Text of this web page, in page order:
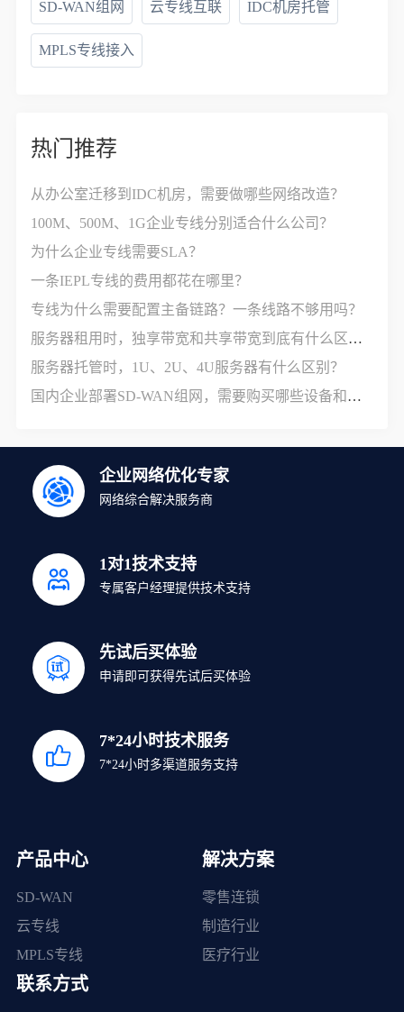
SD-WAN组网 云专线互联 IDC机房托管
MPLS专线接入
热门推荐
从办公室迁移到IDC机房，需要做哪些网络改造？
100M、500M、1G企业专线分别适合什么公司？
为什么企业专线需要SLA？
一条IEPL专线的费用都花在哪里？
专线为什么需要配置主备链路？一条线路不够用吗？
服务器租用时，独享带宽和共享带宽到底有什么区别？
服务器托管时，1U、2U、4U服务器有什么区别？
国内企业部署SD-WAN组网，需要购买哪些设备和服务？
企业网络优化专家
网络综合解决服务商
1对1技术支持
专属客户经理提供技术支持
先试后买体验
申请即可获得先试后买体验
7*24小时技术服务
7*24小时多渠道服务支持
产品中心
SD-WAN
云专线
MPLS专线
解决方案
零售连锁
制造行业
医疗行业
联系方式